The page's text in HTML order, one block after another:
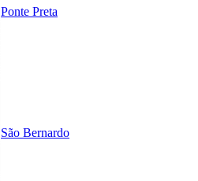
Ponte Preta
São Bernardo